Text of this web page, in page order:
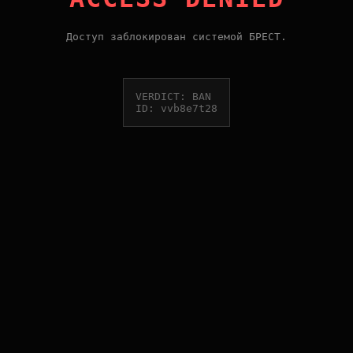
Доступ заблокирован системой БРЕСТ.
VERDICT: BAN
ID: vvb8e7t28